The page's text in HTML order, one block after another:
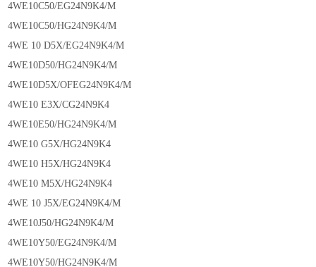
4WE10C50/EG24N9K4/M
4WE10C50/HG24N9K4/M
4WE 10 D5X/EG24N9K4/M
4WE10D50/HG24N9K4/M
4WE10D5X/OFEG24N9K4/M
4WE10 E3X/CG24N9K4
4WE10E50/HG24N9K4/M
4WE10 G5X/HG24N9K4
4WE10 H5X/HG24N9K4
4WE10 M5X/HG24N9K4
4WE 10 J5X/EG24N9K4/M
4WE10J50/HG24N9K4/M
4WE10Y50/EG24N9K4/M
4WE10Y50/HG24N9K4/M